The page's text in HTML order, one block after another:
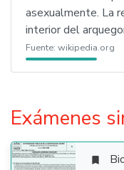
asexualmente. La
interior del
Fuente: wikipedia.org
Exámenes
